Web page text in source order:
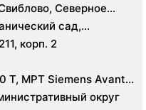
Северное
Ярославский
сад,
Отрадное, Ростокино,
корп. 2
Т, МРТ Siemens Avanta
256 срезов, УЗИ
округ